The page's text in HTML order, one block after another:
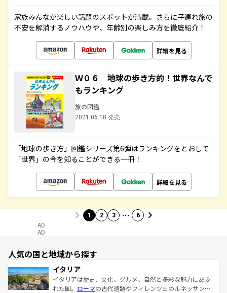
家族みんなが楽しい話題のスポットが満載。さらに子連れ旅の
不安を解消するノウハウや、年齢別の楽しみ方を徹底紹介！
詳細を見る
Ｗ０６ 地球の歩き方的！世界なんで
もランキング
旅の図鑑
2021.06.18 発売
「地球の歩き方」図鑑シリーズ第6弾はランキングをとおして
「世界」の今を知ることができる一冊！
詳細を見る
1 2 3 … 6
AD
AD
人気の国と地域から探す
イタリア
イタリアは歴史、文化、グルメ、自然と多彩な魅力にあふ
れた国。 ローマの古代遺跡やフィレンツェのルネッサンス